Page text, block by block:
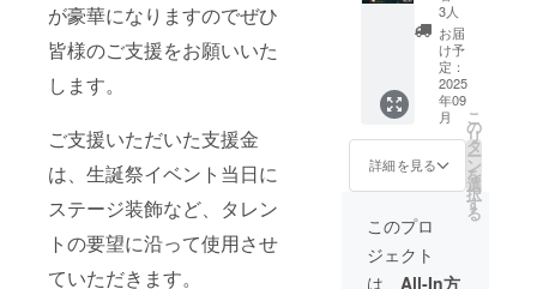
が豪華になりますのでぜひ
皆様のご支援をお願いいた
します。
ご支援いただいた支援金
は、生誕祭イベント当日に
ステージ装飾など、タレン
トの要望に沿って使用させ
ていただきます。
180cm
×60cm
※のぼり
のみの
お渡し
となり
ます。
(ポール
つきま
せん) ※
備考欄
へ、記
ニのぼ
り、お
礼動画
セッ
ト】 支
援者様
のお名
前入り
フラ
ワース
タン
ド、お
名前入
り(メン
バー直
3人
お届
け予
定：
2025
年09
月
詳細を見る
こ
の
リ
タ
ー
ン
を
選
択
す
る
このプロ
ジェクト
は、 All-In方